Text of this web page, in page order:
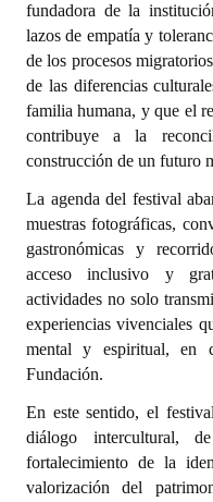
Antiguos Pobladores
Noticias Destacadas
Registros y Distinciones
Datos Históricos
Premio al Mérito - Registro
Audiencias Públicas -
Mujeres que Dejaron
Periodistas Decanos -
Banca del Vecino - Registro
Huéspedes de Honor -
fundadora de la
lazos de empatía y
de los procesos
de las diferencias
familia humana, y que el
contribuye a la
construcción de un futuro
La agenda del festival
muestras fotográficas,
gastronómicas y
acceso inclusivo y
actividades no solo
experiencias vivenciales
mental y espiritual, en
Fundación.
En este sentido, el
diálogo intercultural,
fortalecimiento de la
valorización del